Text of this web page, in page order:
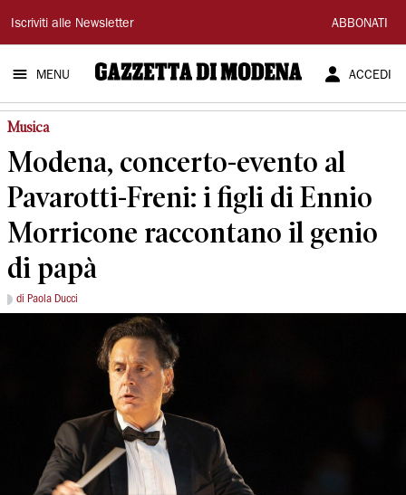
Gazzetta
di
Modena
Iscriviti alle Newsletter ABBONATI
MENU ACCEDI
Musica
Modena, concerto-evento al
Pavarotti-Freni: i figli di Ennio
Morricone raccontano il genio
di papà
di Paola Ducci